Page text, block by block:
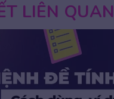
LIÊN QUAN